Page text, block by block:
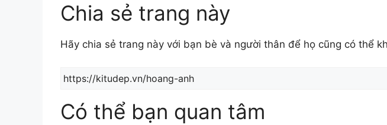
Chia sẻ trang này
Hãy chia sẻ trang này với bạn bè và người thân để họ cũng có thể
Có thể bạn quan tâm